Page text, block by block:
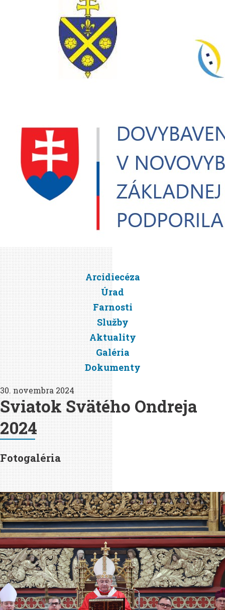
Arcidiecéza
Úrad
Farnosti
Služby
Aktuality
Galéria
Dokumenty
30. novembra 2024
Sviatok Svätého Ondreja
2024
Fotogaléria